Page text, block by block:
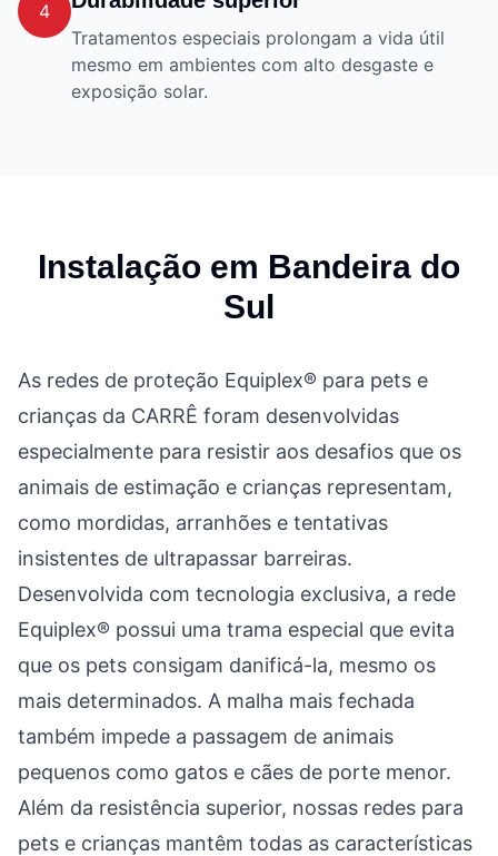
4
Tratamentos especiais prolongam a vida útil
mesmo em ambientes com alto desgaste e
exposição solar.
Instalação em Bandeira do
Sul
As redes de proteção Equiplex® para pets e
crianças da CARRÊ foram desenvolvidas
especialmente para resistir aos desafios que os
animais de estimação e crianças representam,
como mordidas, arranhões e tentativas
insistentes de ultrapassar barreiras.
Desenvolvida com tecnologia exclusiva, a rede
Equiplex® possui uma trama especial que evita
que os pets consigam danificá-la, mesmo os
mais determinados. A malha mais fechada
também impede a passagem de animais
pequenos como gatos e cães de porte menor.
Além da resistência superior, nossas redes para
pets e crianças mantêm todas as características